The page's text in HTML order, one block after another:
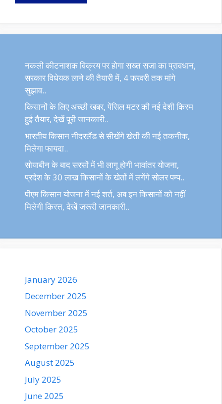
नकली कीटनाशक विक्रय पर होगा सख्त सजा का प्रावधान,
सरकार विधेयक लाने की तैयारी में, 4 फरवरी तक मांगे
सुझाव..
किसानों के लिए अच्छी खबर, पेंसिल मटर की नई देशी किस्म
हुई तैयार, देखें पूरी जानकारी..
भारतीय किसान नीदरलैंड से सीखेंगे खेती की नई तकनीक,
मिलेगा फायदा..
सोयाबीन के बाद सरसों में भी लागू होगी भावांतर योजना,
प्रदेश के 30 लाख किसानों के खेतों में लगेंगे सोलर पम्प..
पीएम किसान योजना में नई शर्त, अब इन किसानों को नहीं
मिलेगी किस्त, देखें जरूरी जानकारी..
January 2026
December 2025
November 2025
October 2025
September 2025
August 2025
July 2025
June 2025